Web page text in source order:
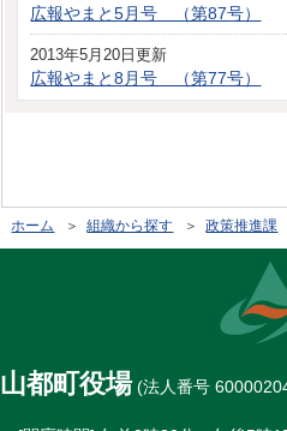
広報やまと5月号 （第87号）
2013年5月20日更新
広報やまと8月号 （第77号）
ホーム ＞組織から探す ＞政策推進課
山都町役場(法人番号